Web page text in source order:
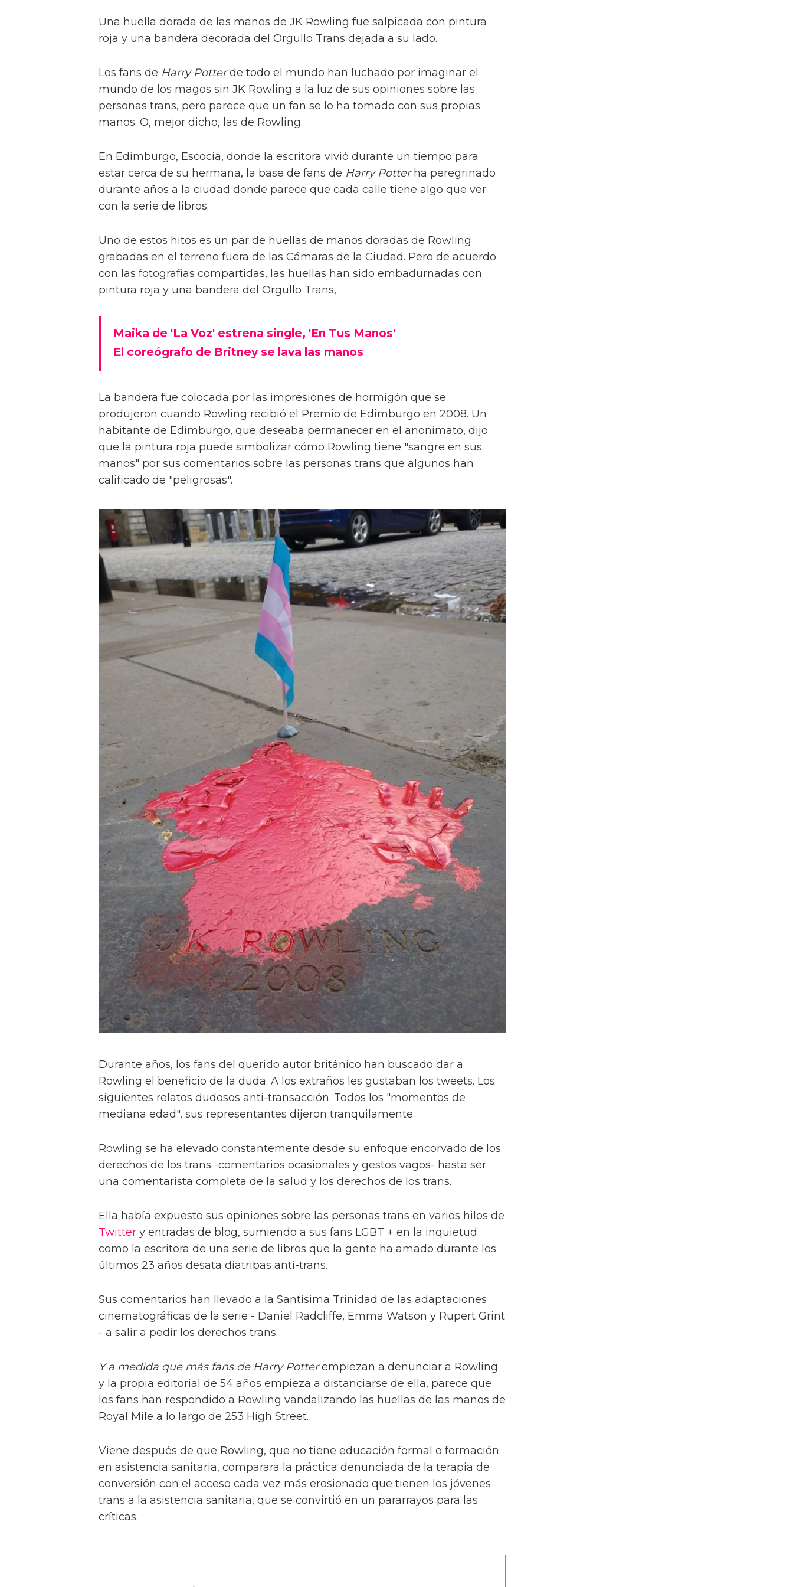
Una huella dorada de las manos de JK Rowling fue salpicada con pintura
roja y una bandera decorada del Orgullo Trans dejada a su lado.
Los fans de Harry Potterde todo el mundo han luchado por imaginar el
mundo de los magos sin JK Rowling a la luz de sus opiniones sobre las
personas trans, pero parece que un fan se lo ha tomado con sus propias
manos. O, mejor dicho, las de Rowling.
En Edimburgo, Escocia, donde la escritora vivió durante un tiempo para
estar cerca de su hermana, la base de fans de Harry Potterha peregrinado
durante años a la ciudad donde parece que cada calle tiene algo que ver
con la serie de libros.
Uno de estos hitos es un par de huellas de manos doradas de Rowling
grabadas en el terreno fuera de las Cámaras de la Ciudad. Pero de acuerdo
con las fotografías compartidas, las huellas han sido embadurnadas con
pintura roja y una bandera del Orgullo Trans,
Maika de 'La Voz' estrena single, 'En Tus Manos'
El coreógrafo de Britney se lava las manos
La bandera fue colocada por las impresiones de hormigón que se
produjeron cuando Rowling recibió el Premio de Edimburgo en 2008. Un
habitante de Edimburgo, que deseaba permanecer en el anonimato, dijo
que la pintura roja puede simbolizar cómo Rowling tiene "sangre en sus
manos" por sus comentarios sobre las personas trans que algunos han
calificado de "peligrosas".
Durante años, los fans del querido autor británico han buscado dar a
Rowling el beneficio de la duda. A los extraños les gustaban los tweets. Los
siguientes relatos dudosos anti-transacción. Todos los "momentos de
mediana edad", sus representantes dijeron tranquilamente.
Rowling se ha elevado constantemente desde su enfoque encorvado de los
derechos de los trans -comentarios ocasionales y gestos vagos- hasta ser
una comentarista completa de la salud y los derechos de los trans.
Ella había expuesto sus opiniones sobre las personas trans en varios hilos de
Twitter y entradas de blog, sumiendo a sus fans LGBT + en la inquietud
como la escritora de una serie de libros que la gente ha amado durante los
últimos 23 años desata diatribas anti-trans.
Sus comentarios han llevado a la Santísima Trinidad de las adaptaciones
cinematográficas de la serie - Daniel Radcliffe, Emma Watson y Rupert Grint
- a salir a pedir los derechos trans.
Y a medida que más fans de Harry Potterempiezan a denunciar a Rowling
y la propia editorial de 54 años empieza a distanciarse de ella, parece que
los fans han respondido a Rowling vandalizando las huellas de las manos de
Royal Mile a lo largo de 253 High Street.
Viene después de que Rowling, que no tiene educación formal o formación
en asistencia sanitaria, comparara la práctica denunciada de la terapia de
conversión con el acceso cada vez más erosionado que tienen los jóvenes
trans a la asistencia sanitaria, que se convirtió en un pararrayos para las
críticas.